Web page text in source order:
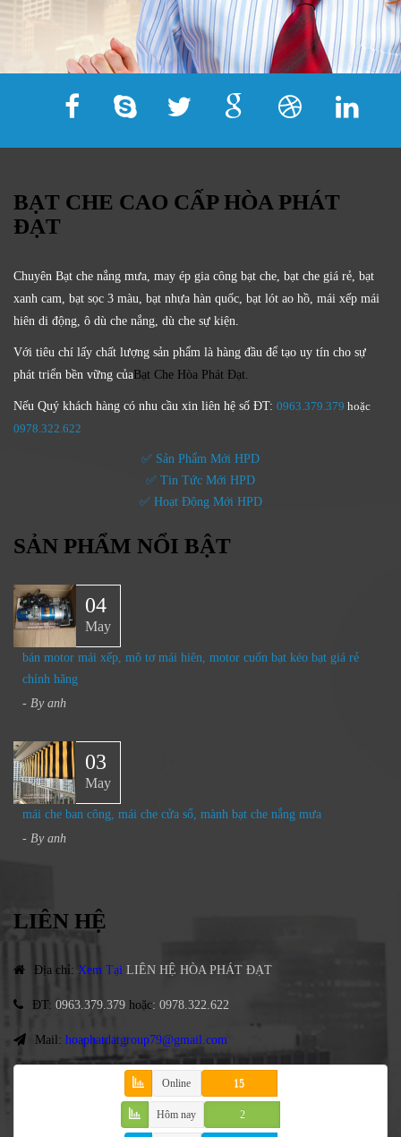
BẠT CHE CAO CẤP HÒA PHÁT
ĐẠT
Chuyên Bạt che nắng mưa, may ép gia công bạt che, bạt che giá rẻ, bạt
xanh cam, bạt sọc 3 màu, bạt nhựa hàn quốc, bạt lót ao hồ, mái xếp mái
hiên di động, ô dù che nắng, dù che sự kiện.
Với tiêu chí lấy chất lượng sản phẩm là hàng đầu để tạo uy tín cho sự
phát triển bền vững của Bạt Che Hòa Phát Đạt.
Nếu Quý khách hàng có nhu cầu xin liên hệ số ĐT: 0963.379.379 hoặc
0978.322.622
✅ Sản Phẩm Mới HPD
✅ Tin Tức Mới HPD
✅ Hoạt Động Mới HPD
SẢN PHẨM NỔI BẬT
04
May
bán motor mái xếp, mô tơ mái hiên, motor cuốn bạt kéo bạt giá rẻ
chính hãng
- By anh
03
May
mái che ban công, mái che cửa sổ, mành bạt che nắng mưa
- By anh
LIÊN HỆ
Địa chỉ: Xem Tại LIÊN HỆ HÒA PHÁT ĐẠT
ĐT: 0963.379.379 hoặc: 0978.322.622
Mail: hoaphatdatgroup79@gmail.com
Online 15
Hôm nay 2